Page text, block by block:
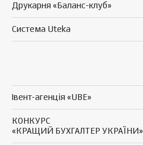
Друкарня «Баланс-клуб»
Система Uteka
Івент-агенція «UBE»
КОНКУРС
«КРАЩИЙ БУХГАЛТЕР УКРАЇНИ»